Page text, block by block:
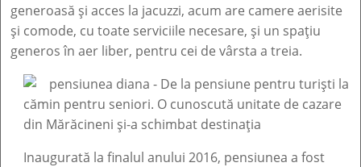
generoasă și acces la jacuzzi, acum are camere aerisite
și comode, cu toate serviciile necesare, și un spațiu
generos în aer liber, pentru cei de vârsta a treia.
Inaugurată la finalul anului 2016, pensiunea a fost